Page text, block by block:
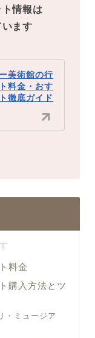
情報は
ます
美術館の行
料金・おす
徹底ガイド
料金
購入方法とツ
・ミュージア